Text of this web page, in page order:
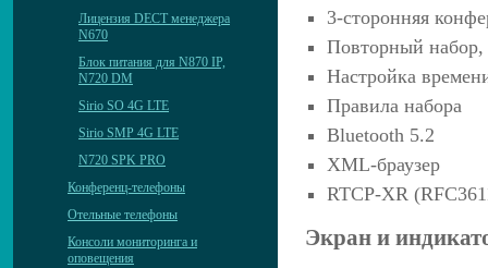
Лицензия DECT менеджера
N670
Блок питания для N870 IP,
N720 DM
Sirio SO 4G LTE
Sirio SMP 4G LTE
N720 SPK PRO
Конференц-телефоны
Отельные телефоны
Консоли мониторинга и
оповещения
3-сторонняя
Повторный набор,
Настройка
Правила набора
Bluetooth 5.2
XML-браузер
RTCP-XR
Экран и